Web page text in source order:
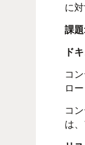
に
課題
ド
コ
ロ
コ
は